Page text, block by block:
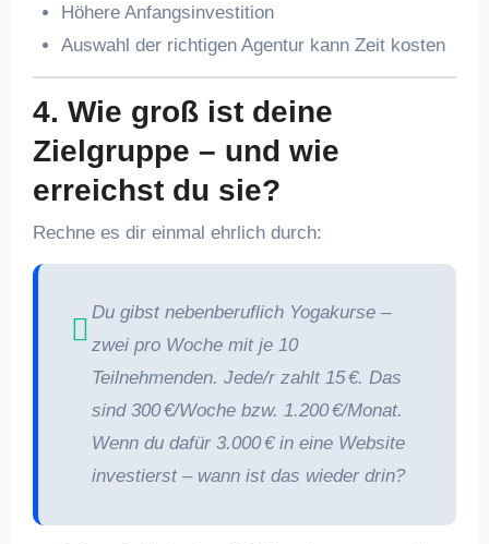
Höhere Anfangsinvestition
Auswahl der richtigen Agentur kann Zeit kosten
4. Wie groß ist deine
Zielgruppe – und wie
erreichst du sie?
Rechne es dir einmal ehrlich durch:
Du gibst nebenberuflich Yogakurse –
zwei pro Woche mit je 10
Teilnehmenden. Jede/r zahlt 15 €. Das
sind 300 €/Woche bzw. 1.200 €/Monat.
Wenn du dafür 3.000 € in eine Website
investierst – wann ist das wieder drin?